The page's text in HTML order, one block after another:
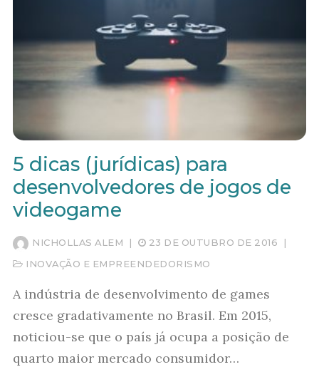
5 dicas (jurídicas) para
desenvolvedores de jogos de
videogame
NICHOLLAS ALEM | 23 DE OUTUBRO DE 2016
|
INOVAÇÃO E EMPREENDEDORISMO
A indústria de desenvolvimento de games
cresce gradativamente no Brasil. Em 2015,
noticiou-se que o país já ocupa a posição de
quarto maior mercado consumidor…